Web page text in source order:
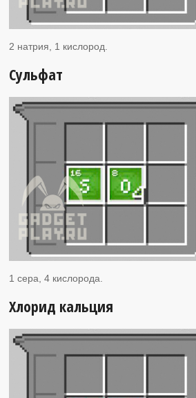
2 натрия, 1 кислород.
Сульфат
1 сера, 4 кислорода.
Хлорид кальция